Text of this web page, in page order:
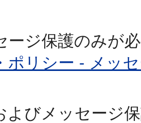
ージ保護のみが
ポリシー - メッ
よびメッセージ